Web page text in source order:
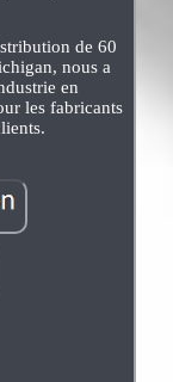
de 60
nous a
en
les fabricants